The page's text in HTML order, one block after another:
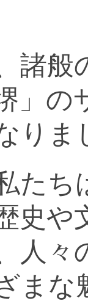
諸般
」の
りま
たち
史や
人々
まな